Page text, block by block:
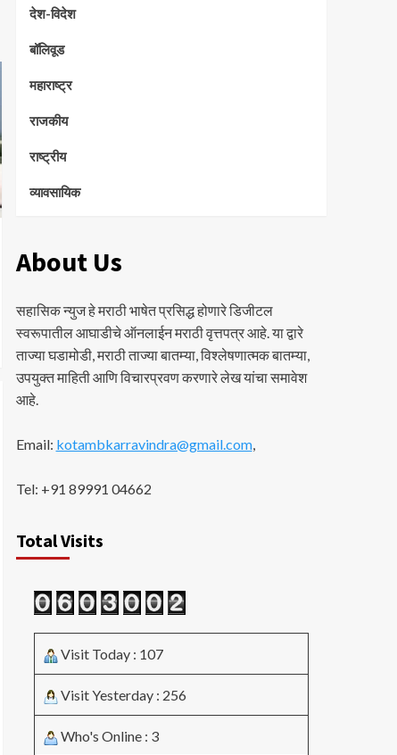
देश-विदेश
बॉलिवूड
महाराष्ट्र
राजकीय
राष्ट्रीय
व्यावसायिक
About Us
सहासिक न्युज हे मराठी भाषेत प्रसिद्ध होणारे डिजीटल
स्वरूपातील आघाडीचे ऑनलाईन मराठी वृत्तपत्र आहे. या द्वारे
ताज्या घडामोडी, मराठी ताज्या बातम्या, विश्लेषणात्मक बातम्या,
उपयुक्त माहिती आणि विचारप्रवण करणारे लेख यांचा समावेश
आहे.
Email: kotambkarravindra@gmail.com,
Tel: +91 89991 04662
Total Visits
Visit Today : 107
Visit Yesterday : 256
Who's Online : 3